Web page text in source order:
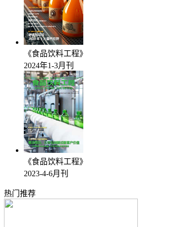
《食品饮料工程》
2024年1-3月刊
《食品饮料工程》
2023-4-6月刊
热门推荐